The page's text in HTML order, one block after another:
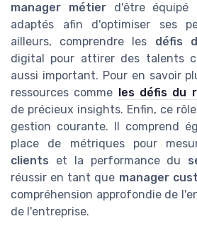
manager métierd'être équipé
adaptés afin d'optimiser ses
ailleurs, comprendre les défis
digital pour attirer des talents
aussi important. Pour en savoir
ressources comme
les défis du
de précieux insights. Enfin, ce
gestion courante. Il comprend
place de métriques pour
clients et la performance du
réussir en tant que manager
compréhension approfondie de
de l'entreprise.